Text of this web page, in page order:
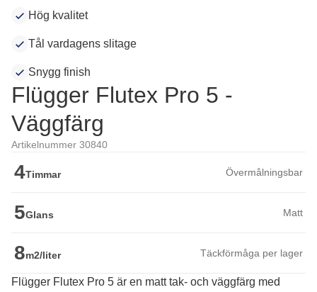
Hög kvalitet
Tål vardagens slitage
Snygg finish
Flügger Flutex Pro 5 -
Väggfärg
Artikelnummer 30840
4Timmar Övermålningsbar
5Glans Matt
8m2/liter Täckförmåga per lager
Flügger Flutex Pro 5 är en matt tak- och väggfärg med